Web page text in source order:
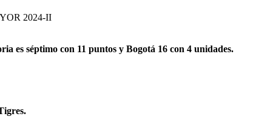
es séptimo con 11 puntos y Bogotá 16 con 4 unidades.